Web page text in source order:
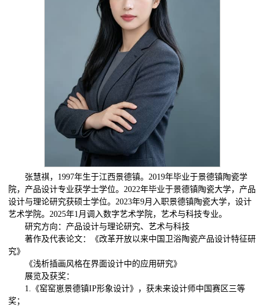
张慧祺，1997年生于江西景德镇。2019年毕业于景德镇陶瓷学
院，产品设计专业获学士学位。2022年毕业于景德镇陶瓷大学，产品
设计与理论研究获硕士学位。2023年9月入职景德镇陶瓷大学，设计
艺术学院。2025年1月调入数字艺术学院，艺术与科技专业。
研究方向：产品设计与理论研究、艺术与科技
著作及代表论文：《改革开放以来中国卫浴陶瓷产品设计特征研
究》
《浅析插画风格在界面设计中的应用研究》
展览及获奖：
1.《窑窑崽景德镇IP形象设计》，获未来设计师中国赛区三等
奖；